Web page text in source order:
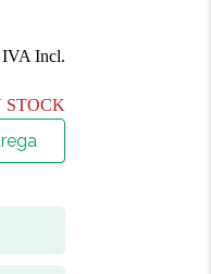
IVA Incl.
STOCK